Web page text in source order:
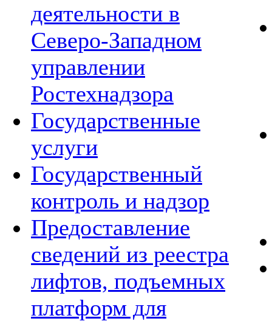
деятельности в
Северо-Западном
управлении
Ростехнадзора
Государственные
услуги
Государственный
контроль и надзор
Предоставление
сведений из реестра
лифтов, подъемных
платформ для